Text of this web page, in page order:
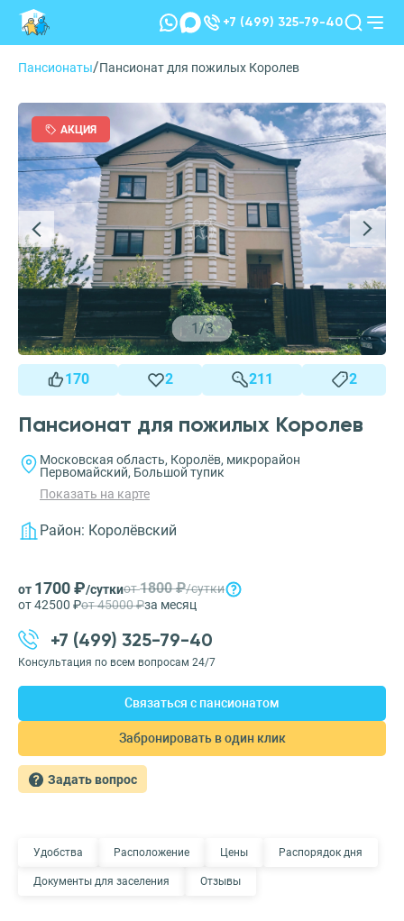
+7 (499) 325-79-40
Пансионаты/Пансионат для пожилых Королев
1/3
АКЦИЯ
170 2 211 2
Пансионат для пожилых Королев
Московская область, Королёв, микрорайон
Первомайский, Большой тупик
Показать на карте
Район: Королёвский
от 1700 ₽/суткиот1800 ₽/сутки
от 42500 ₽от 45000 ₽за месяц
+7 (499) 325-79-40
Консультация по всем вопросам 24/7
Связаться с пансионатом
Забронировать в один клик
Задать вопрос
Удобства Расположение Цены Распорядок дня
Документы для заселения Отзывы